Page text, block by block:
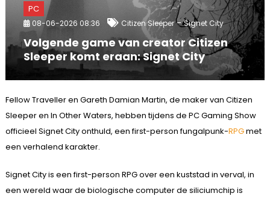
PC
08-06-2026 08:36 Citizen Sleeper-Signet City
Volgende game van creator Citizen
Sleeper komt eraan: Signet City
Fellow Traveller en Gareth Damian Martin, de maker van Citizen
Sleeper en In Other Waters, hebben tijdens de PC Gaming Show
officieel Signet City onthuld, een first-person fungalpunk-RPGmet
een verhalend karakter.
Signet City is een first-person RPG over een kuststad in verval, in
een wereld waar de biologische computer de siliciumchip is